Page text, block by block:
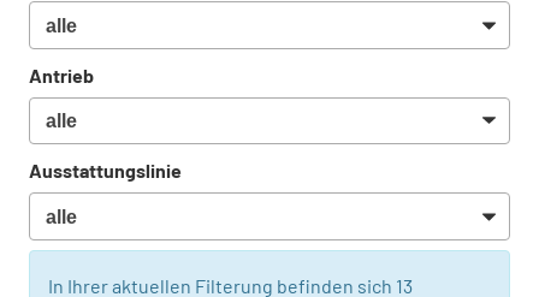
Antrieb
Ausstattungslinie
In Ihrer aktuellen Filterung befinden sich 13